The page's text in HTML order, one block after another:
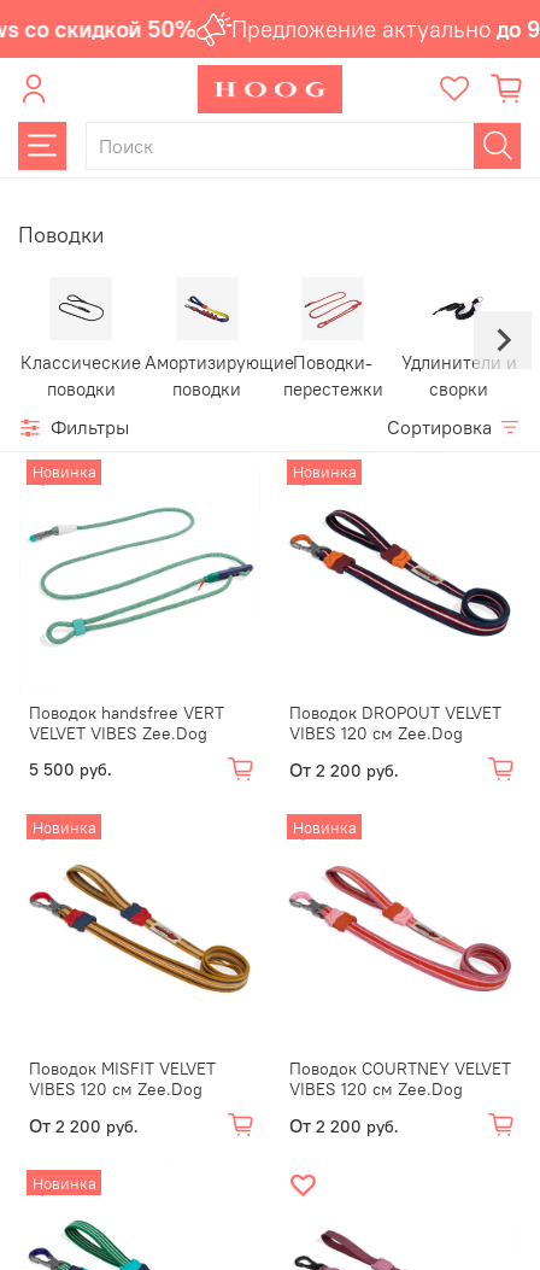
50% Предложение актуальнодо 9
Поводки
Классические
поводки
Амортизирующие
поводки
Поводки-
перестежки
Удлинители и
сворки
Фильтры Сортировка
Новинка
Поводок handsfree VERT
VELVET VIBES Zee.Dog
5 500 руб.
Новинка
Поводок DROPOUT VELVET
VIBES 120 см Zee.Dog
От 2 200 руб.
Новинка
Поводок MISFIT VELVET
VIBES 120 см Zee.Dog
От 2 200 руб.
Новинка
Поводок COURTNEY VELVET
VIBES 120 см Zee.Dog
От 2 200 руб.
Новинка